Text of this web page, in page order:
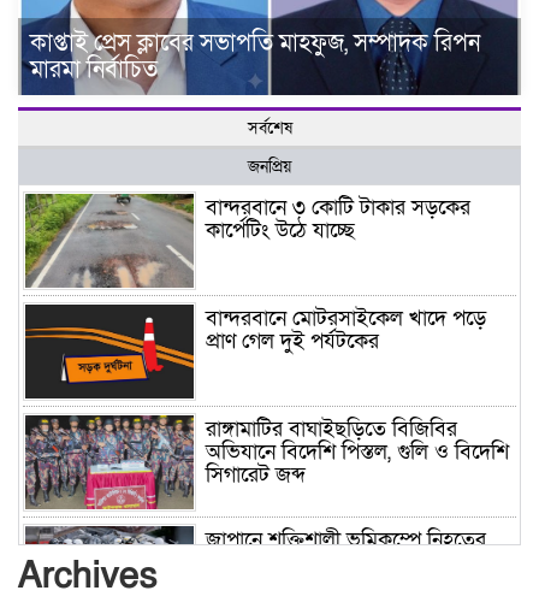
কাপ্তাই প্রেস ক্লাবের সভাপতি মাহফুজ, সম্পাদক রিপন
মারমা নির্বাচিত
সর্বশেষ
জনপ্রিয়
বান্দরবানে ৩ কোটি টাকার সড়কের
কার্পেটিং উঠে যাচ্ছে
বান্দরবানে মোটরসাইকেল খাদে পড়ে
প্রাণ গেল দুই পর্যটকের
রাঙ্গামাটির বাঘাইছড়িতে বিজিবির
অভিযানে বিদেশি পিস্তল, গুলি ও বিদেশি
সিগারেট জব্দ
জাপানে শক্তিশালী ভূমিকম্পে নিহতের
Archives